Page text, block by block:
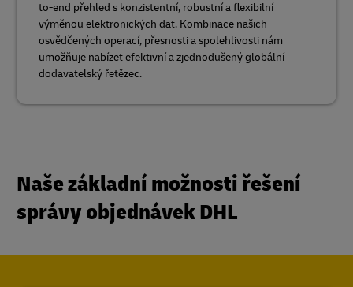
to-end přehled s konzistentní, robustní a flexibilní
výměnou elektronických dat. Kombinace našich
osvědčených operací, přesnosti a spolehlivosti nám
umožňuje nabízet efektivní a zjednodušený globální
dodavatelský řetězec.
Naše základní možnosti řešení
správy objednávek DHL